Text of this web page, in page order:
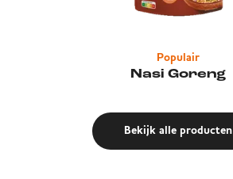
Populair
Nasi Goreng
Bekijk alle producten